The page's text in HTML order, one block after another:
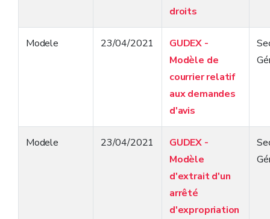
droits
Modele 23/04/2021
GUDEX -
Modèle de
courrier relatif
aux demandes
d'avis
Modele 23/04/2021
GUDEX -
Modèle
d'extrait d'un
arrêté
d'expropriation